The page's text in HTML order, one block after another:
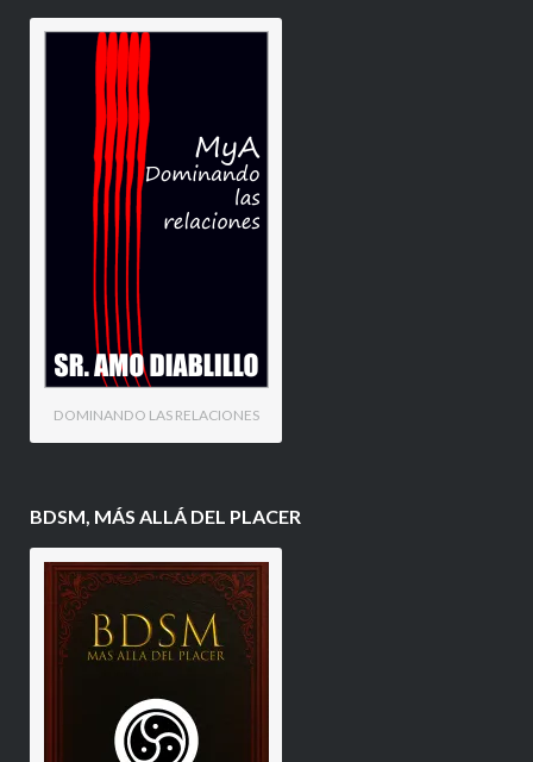
DOMINANDO LAS RELACIONES
BDSM, MÁS ALLÁ DEL PLACER